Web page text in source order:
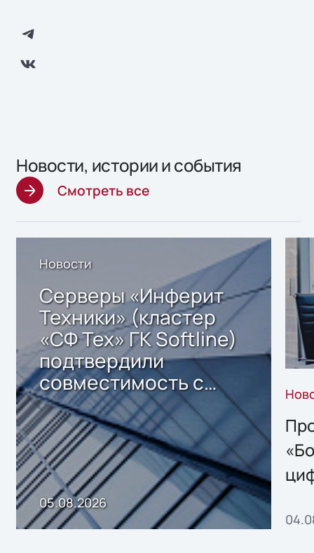
Новости, истории и события
Смотреть все
Новости
Серверы «Инферит
Техники» (кластер
«СФ Тех» ГК Softline)
подтвердили
совместимость с
решением Sharx
Storage 2.x для
хранения данных
05.08.2026